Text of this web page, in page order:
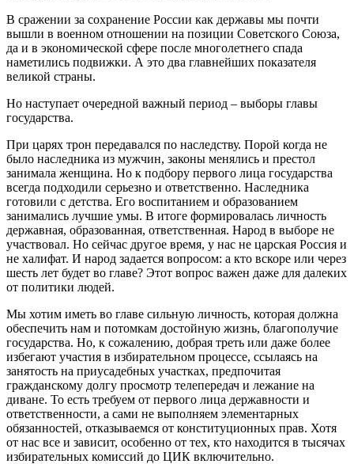
В сражении за сохранение России как державы мы почти
вышли в военном отношении на позиции Советского Союза,
да и в экономической сфере после многолетнего спада
наметились подвижки. А это два главнейших показателя
великой страны.
Но наступает очередной важный период – выборы главы
государства.
При царях трон передавался по наследству. Порой когда не
было наследника из мужчин, законы менялись и престол
занимала женщина. Но к подбору первого лица государства
всегда подходили серьезно и ответственно. Наследника
готовили с детства. Его воспитанием и образованием
занимались лучшие умы. В итоге формировалась личность
державная, образованная, ответственная. Народ в выборе не
участвовал. Но сейчас другое время, у нас не царская Россия и
не халифат. И народ задается вопросом: а кто вскоре или через
шесть лет будет во главе? Этот вопрос важен даже для далеких
от политики людей.
Мы хотим иметь во главе сильную личность, которая должна
обеспечить нам и потомкам достойную жизнь, благополучие
государства. Но, к сожалению, добрая треть или даже более
избегают участия в избирательном процессе, ссылаясь на
занятость на приусадебных участках, предпочитая
гражданскому долгу просмотр телепередач и лежание на
диване. То есть требуем от первого лица державности и
ответственности, а сами не выполняем элементарных
обязанностей, отказываемся от конституционных прав. Хотя
от нас все и зависит, особенно от тех, кто находится в тысячах
избирательных комиссий до ЦИК включительно.